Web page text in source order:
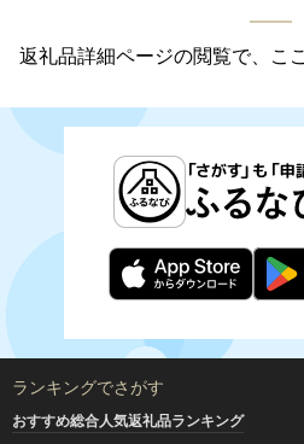
返礼品詳細ページの閲覧で、こ
ランキングでさがす
おすすめ総合人気返礼品ランキング